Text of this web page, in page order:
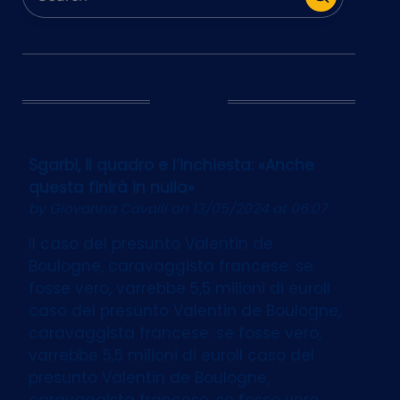
Ultim’Ora
Sgarbi, il quadro e l’inchiesta: «Anche
questa finirà in nulla»
by Giovanna Cavallion 13/05/2024 at 06:07
Il caso del presunto Valentin de
Boulogne, caravaggista francese: se
fosse vero, varrebbe 5,5 milioni di euroIl
caso del presunto Valentin de Boulogne,
caravaggista francese: se fosse vero,
varrebbe 5,5 milioni di euroIl caso del
presunto Valentin de Boulogne,